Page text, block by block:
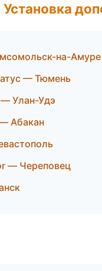
на-Амуре
— Тюмень
Улан-Удэ
Абакан
— Череповец